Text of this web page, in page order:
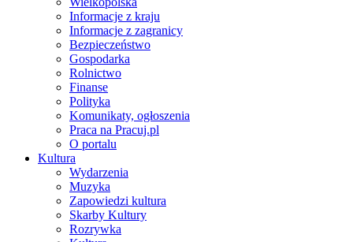
Informacje z kraju
Informacje z zagranicy
Bezpieczeństwo
Gospodarka
Rolnictwo
Finanse
Polityka
Komunikaty, ogłoszenia
Praca na Pracuj.pl
O portalu
Kultura
Wydarzenia
Muzyka
Zapowiedzi kultura
Skarby Kultury
Rozrywka